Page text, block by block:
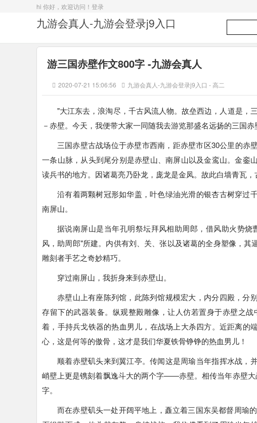
hi 你好，欢迎访问！ 登录
九游会真人-九游会登录j9入口
游三国赤壁作文800字 -九游会真人
2020-07-21 15:06:56 九游会真人-九游会登录j9入口 -高二
"大江东去，浪淘尽，千古风流人物。故垒西边，人道是
－赤壁。今天，我便带大家一同随我去游览那盛名远扬的三国赤
三国赤壁古战场位于赤壁市西南，距赤壁市区30公里的赤
一条山脉，从头到尾分别是赤壁山、南屏山以及金鸾山。金銮
读兵书的地方。因诸葛亮乃卧龙，庞龙是金凤。故此白墙青瓦，
沿有着两颗树冠形如华盖，叶色绿油光滑的银杏古树穿过
南屏山。
据说南屏山是当年孔明祭坛拜风相助周郎，借风助火势
风，助周郎"所建。内供有刘、关、张以及诸葛的全身塑像，
雕刻者手艺之奇妙精巧。
穿过南屏山，我折身来到赤壁山。
赤壁山上有座陈列馆，此陈列馆规模宏大，内分四殿，分
存留下的武器装备。纵观整殿雕像，让人仿若置身于赤壁之
着，手持兵戈铁器的热血男儿，在战场上大杀四方。近距离的
心，这是何等的傲骨，这才是我们华夏铁骨铮铮的热血男儿！
顺着赤壁矶头来到翼江亭。传闻这是周瑜当年指挥水战，
峭壁上更是镌刻着飘逸斗大的两个字——赤壁。相传当年赤壁
字。
而在赤壁矶头一处开阔平地上，矗立着三国东吴都督周瑜